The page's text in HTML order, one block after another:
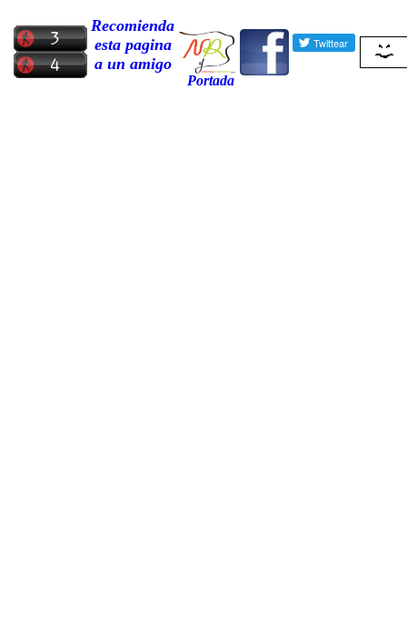
Recomienda
esta pagina
a un amigo
Portada